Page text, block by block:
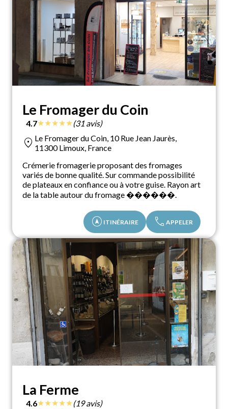
Le Fromager du Coin
4.7★★★★★(31 avis)
location_on Le Fromager du Coin, 10 Rue Jean Jaurès,
11300 Limoux, France
Crémerie fromagerie proposant des fromages
variés de bonne qualité. Sur commande possibilité
de plateaux en confiance ou à votre guise. Rayon art
de la table autour du fromage ������.
assistant_navigation ITINÉRAIRE call APPELER
La Ferme
4.6★★★★★(19 avis)